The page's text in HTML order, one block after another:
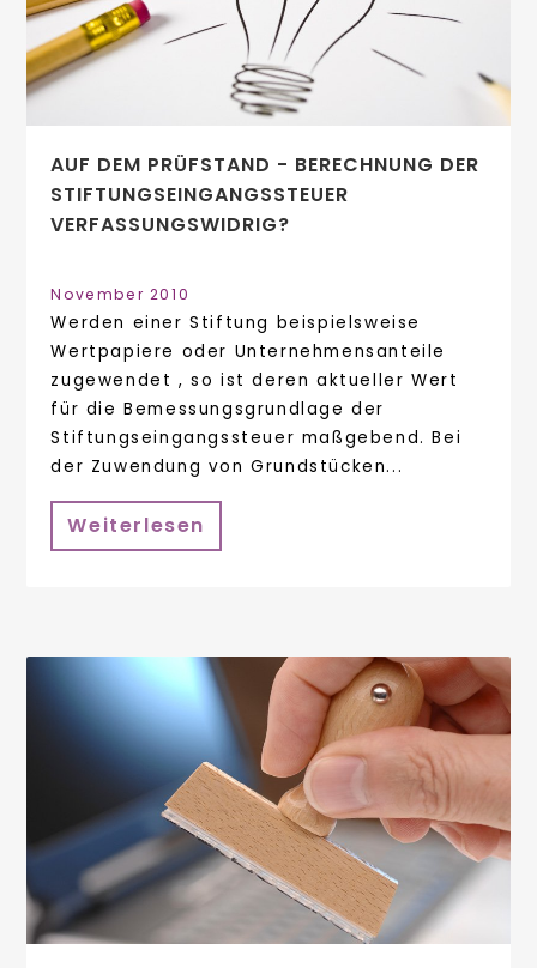
AUF DEM PRÜFSTAND - BERECHNUNG DER
STIFTUNGSEINGANGSSTEUER
VERFASSUNGSWIDRIG?
November 2010
Werden einer Stiftung beispielsweise
Wertpapiere oder Unternehmensanteile
zugewendet , so ist deren aktueller Wert
für die Bemessungsgrundlage der
Stiftungseingangssteuer maßgebend. Bei
der Zuwendung von Grundstücken...
Weiterlesen